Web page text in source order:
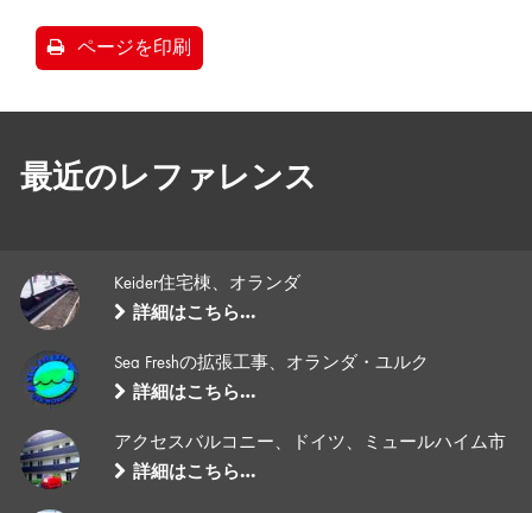
ページを印刷
最近のレファレンス
Keider住宅棟、オランダ
詳細はこちら…
Sea Freshの拡張工事、オランダ・ユルク
詳細はこちら…
アクセスバルコニー、ドイツ、ミュールハイム市
詳細はこちら…